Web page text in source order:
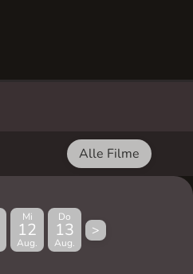
Alle Filme
Mi
12
Aug.
Do
13
Aug.
>